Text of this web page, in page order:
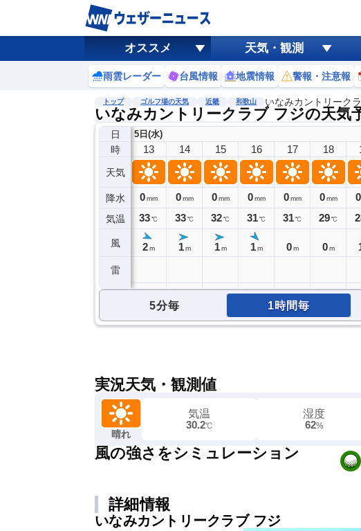
オススメ 天気・観測
雨雲レーダー 台風情報 地震情報 警報・注意報
トップ ゴルフ場の天気 近畿 和歌山 いなみカントリーク
いなみカントリークラブ フジの天気
日
時
天気
降水
気温
風
雷
5日(水)
13
0 mm
33℃
2 m
14
0 mm
33℃
1 m
15
0 mm
32℃
1 m
16
0 mm
31℃
1 m
17
0 mm
31℃
0 m
18
0 mm
29℃
0 m
0
5分毎 1時間毎
実況天気・観測値
晴れ
気温
30.2℃
湿度
62%
風の強さをシミュレーション
詳細情報
いなみカントリークラブ フジ